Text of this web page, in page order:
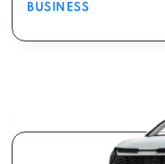
BUSINESS